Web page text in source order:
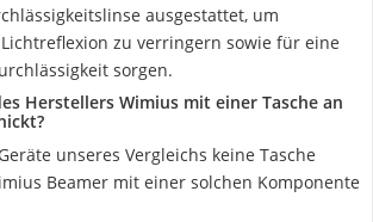
ausgestattet, um
zu verringern sowie für eine
sorgen.
Herstellers Wimius mit einer Tasche an
unseres Vergleichs keine Tasche
Beamer mit einer solchen Komponente